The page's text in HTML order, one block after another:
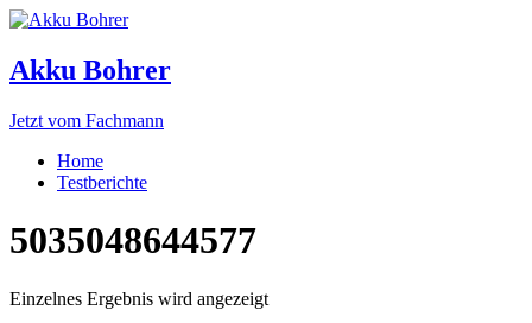
Akku Bohrer
Jetzt vom Fachmann
Home
Testberichte
5035048644577
Einzelnes Ergebnis wird angezeigt